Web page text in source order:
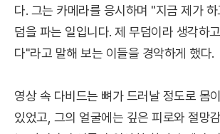
다. 그는 카메라를 응시하며 "지금 제가
덤을 파는 일입니다. 제 무덤이라 생각하
다"라고 말해 보는 이들을 경악하게 했다.
영상 속 다비드는 뼈가 드러날 정도로 몸
있었고, 그의 얼굴에는 깊은 피로와 절망